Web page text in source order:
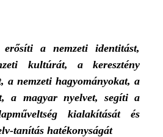
a nemzeti identitást,
kultúrát, a keresztény
a nemzeti hagyományokat, a
a magyar nyelvet, segíti a
kialakítását és
tanítás hatékonyságát